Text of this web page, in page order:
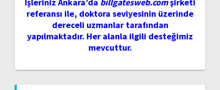
referansı ile, doktora seviyesinin üzerinde
dereceli uzmanlar tarafından
yapılmaktadır. Her alanla ilgili desteğimiz
mevcuttur.